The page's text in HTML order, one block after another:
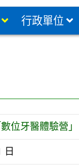
行政單位
位牙醫體驗營」
日